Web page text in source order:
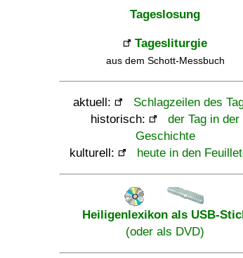
Tageslosung
Tagesliturgie
aus dem Schott-Messbuch
aktuell:
Schlagzeilen des
historisch:
der Tag in der
Geschichte
kulturell:
heute in den
Heiligenlexikon als USB-
(oder als DVD)